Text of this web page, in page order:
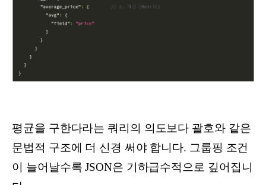
평균을 구한다라는 쿼리의 의도보다 괄호와 같은
문법적 구조에 더 신경 써야 합니다. 그룹핑 조건
이 늘어날수록 JSON은 기하급수적으로 깊어집니